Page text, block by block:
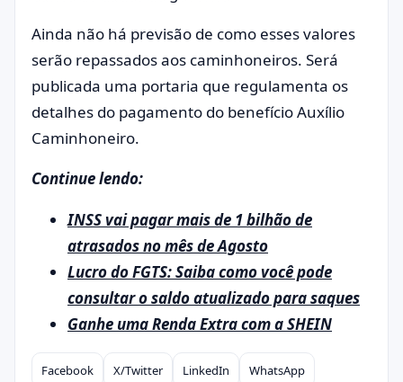
Ainda não há previsão de como esses valores
serão repassados ​​aos caminhoneiros. Será
publicada uma portaria que regulamenta os
detalhes do pagamento do benefício Auxílio
Caminhoneiro.
Continue lendo:
INSS vai pagar mais de 1 bilhão de
atrasados no mês de Agosto
Lucro do FGTS: Saiba como você pode
consultar o saldo atualizado para saques
Ganhe uma Renda Extra com a SHEIN
Facebook X/Twitter LinkedIn WhatsApp